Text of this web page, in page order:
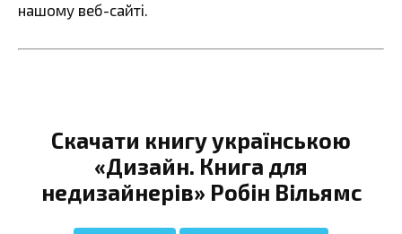
нашому веб-сайті.
Скачати книгу українською
«Дизайн. Книга для
недизайнерів» Робін Вільямс